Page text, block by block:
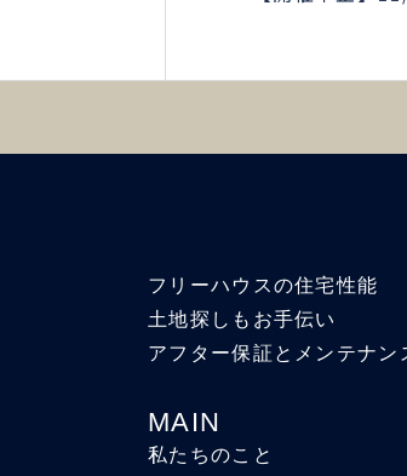
フリーハウスの住宅性能
土地探しもお手伝い
アフター保証とメンテナン
MAIN
私たちのこと